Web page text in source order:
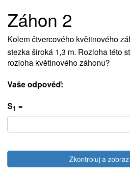
Záhon 2
Kolem čtvercového květinového
stezka široká 1,3 m. Rozloha této
rozloha květinového záhonu?
Vaše odpověď:
S1 =
Zkontroluj a